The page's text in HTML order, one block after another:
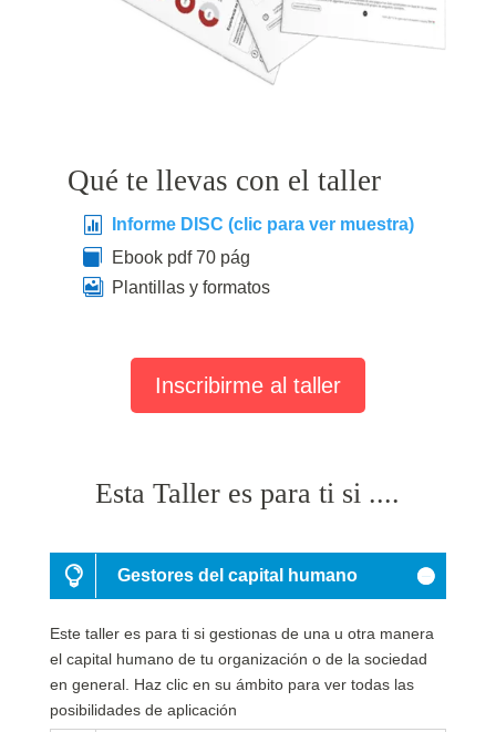
Qué te llevas con el taller
 Informe DISC (clic para ver muestra)
 Ebook pdf 70 pág
 Plantillas y formatos
Inscribirme al taller
Esta Taller es para ti si ....
Gestores del capital humano
Este taller es para ti si gestionas de una u otra manera
el capital humano de tu organización o de la sociedad
en general. Haz clic en su ámbito para ver todas las
posibilidades de aplicación